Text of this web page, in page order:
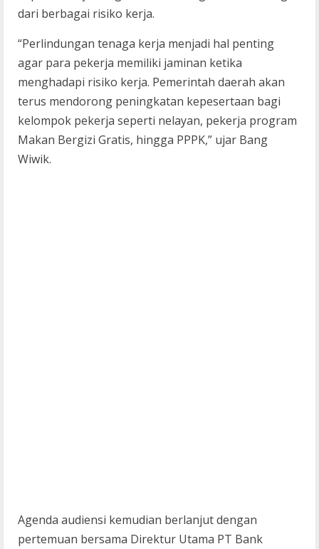
dari berbagai risiko kerja.
“Perlindungan tenaga kerja menjadi hal penting
agar para pekerja memiliki jaminan ketika
menghadapi risiko kerja. Pemerintah daerah akan
terus mendorong peningkatan kepesertaan bagi
kelompok pekerja seperti nelayan, pekerja program
Makan Bergizi Gratis, hingga PPPK,” ujar Bang
Wiwik.
Agenda audiensi kemudian berlanjut dengan
pertemuan bersama Direktur Utama PT Bank